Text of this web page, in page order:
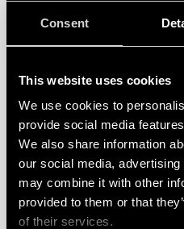
Consent
This website uses cookies
We use cookies to
provide social media
We also share information
our social media,
may combine it with other
provided to them or that
of their services.